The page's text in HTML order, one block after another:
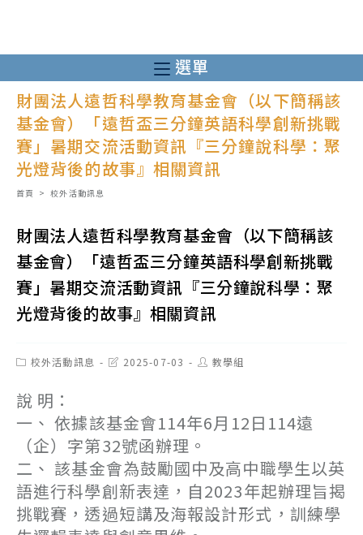
至
主
選單
財團法人遠哲科學教育基金會（以下簡稱該
基金會）「遠哲盃三分鐘英語科學創新挑戰
賽」暑期交流活動資訊『三分鐘說科學：聚
光燈背後的故事』相關資訊
首頁 > 校外活動訊息
財團法人遠哲科學教育基金會（以下簡稱該
基金會）「遠哲盃三分鐘英語科學創新挑戰
賽」暑期交流活動資訊『三分鐘說科學：聚
光燈背後的故事』相關資訊
Post校外活動訊息
Post2025-07-03
Post教學組
說 明：
一、 依據該基金會114年6月12日114遠
（企）字第32號函辦理。
二、 該基金會為鼓勵國中及高中職學生以英
語進行科學創新表達，自2023年起辦理旨揭
挑戰賽，透過短講及海報設計形式，訓練學